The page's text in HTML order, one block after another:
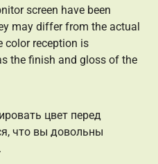
screen have been
may differ from the actual
color reception is
the finish and gloss of the
цвет перед
что вы довольны